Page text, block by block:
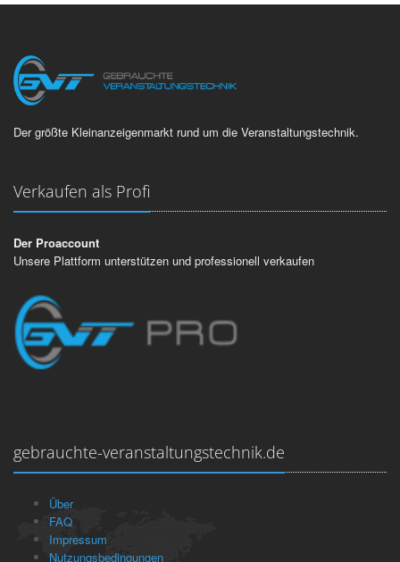
Der größte Kleinanzeigenmarkt rund um die Veranstaltungstechnik.
Verkaufen als Profi
Der Proaccount
Unsere Plattform unterstützen und professionell verkaufen
gebrauchte-veranstaltungstechnik.de
Über
FAQ
Impressum
Nutzungsbedingungen